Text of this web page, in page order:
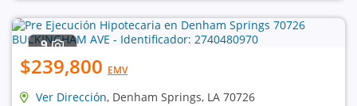
9
$239,800 EMV
Ver Dirección, Denham Springs, LA 70726